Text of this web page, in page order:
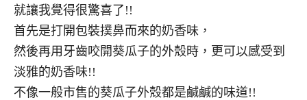
就讓我覺得很驚喜了!!
首先是打開包裝撲鼻而來的奶香味，
然後再用牙齒咬開葵瓜子的外殼時，更可以感受到
淡雅的奶香味!!
不像一般市售的葵瓜子外殼都是鹹鹹的味道!!